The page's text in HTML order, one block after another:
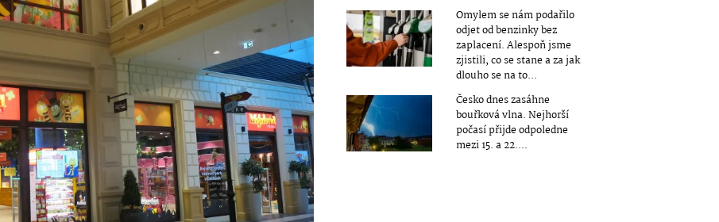
Omylem se nám podařilo
odjet od benzinky bez
zaplacení. Alespoň jsme
zjistili, co se stane a za jak
dlouho se na to...
Česko dnes zasáhne
bouřková vlna. Nejhorší
počasí přijde odpoledne
mezi 15. a 22....